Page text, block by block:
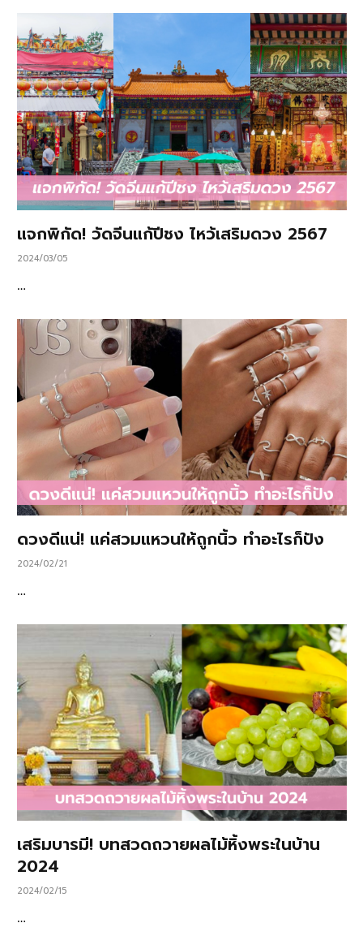
แจกพิกัด! วัดจีนแก้ปีชง ไหว้เสริมดวง 2567
2024/03/05
…
ดวงดีแน่! แค่สวมแหวนให้ถูกนิ้ว ทำอะไรก็ปัง
2024/02/21
…
เสริมบารมี! บทสวดถวายผลไม้หิ้งพระในบ้าน
2024
2024/02/15
…